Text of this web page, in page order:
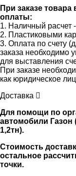
При заказе
оплаты:
1. Наличный расчет
2. Пластиковыми
3. Оплата по счету
заказа необходимо
для выставления
При заказе
как юридическое
Доставка
Для помощи по
автомобили Газон
1,2тн).
Стоимость
остальное
точки.